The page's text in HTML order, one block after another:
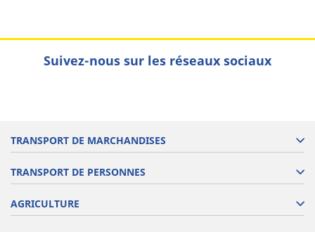
Suivez-nous sur les réseaux sociaux
TRANSPORT DE MARCHANDISES
TRANSPORT DE PERSONNES
AGRICULTURE